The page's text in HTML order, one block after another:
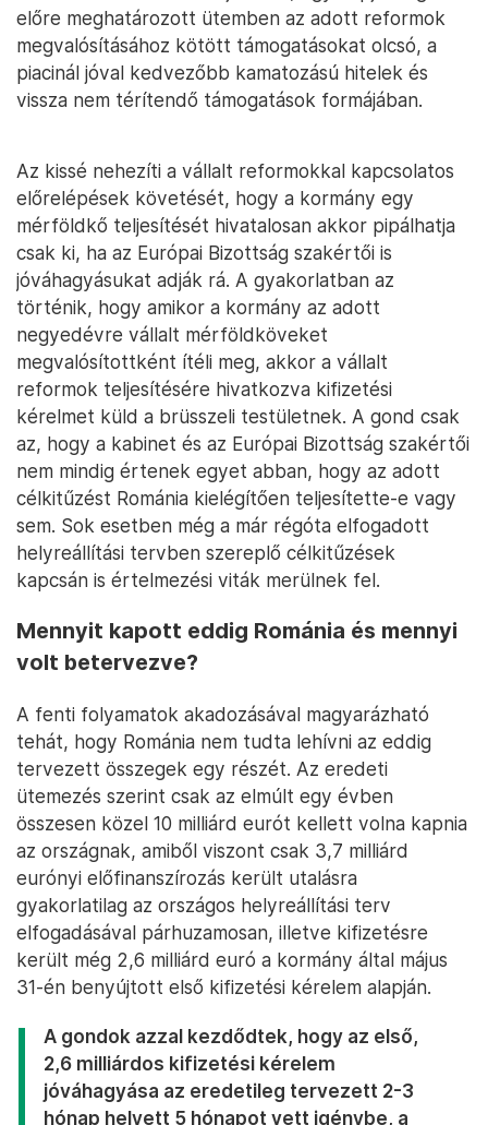
előre meghatározott ütemben az adott reformok
megvalósításához kötött támogatásokat olcsó, a
piacinál jóval kedvezőbb kamatozású hitelek és
vissza nem térítendő támogatások formájában.
Az kissé nehezíti a vállalt reformokkal kapcsolatos
előrelépések követését, hogy a kormány egy
mérföldkő teljesítését hivatalosan akkor pipálhatja
csak ki, ha az Európai Bizottság szakértői is
jóváhagyásukat adják rá. A gyakorlatban az
történik, hogy amikor a kormány az adott
negyedévre vállalt mérföldköveket
megvalósítottként ítéli meg, akkor a vállalt
reformok teljesítésére hivatkozva kifizetési
kérelmet küld a brüsszeli testületnek. A gond csak
az, hogy a kabinet és az Európai Bizottság szakértői
nem mindig értenek egyet abban, hogy az adott
célkitűzést Románia kielégítően teljesítette-e vagy
sem. Sok esetben még a már régóta elfogadott
helyreállítási tervben szereplő célkitűzések
kapcsán is értelmezési viták merülnek fel.
Mennyit kapott eddig Románia és mennyi
volt betervezve?
A fenti folyamatok akadozásával magyarázható
tehát, hogy Románia nem tudta lehívni az eddig
tervezett összegek egy részét. Az eredeti
ütemezés szerint csak az elmúlt egy évben
összesen közel 10 milliárd eurót kellett volna kapnia
az országnak, amiből viszont csak 3,7 milliárd
eurónyi előfinanszírozás került utalásra
gyakorlatilag az országos helyreállítási terv
elfogadásával párhuzamosan, illetve kifizetésre
került még 2,6 milliárd euró a kormány által május
31-én benyújtott első kifizetési kérelem alapján.
A gondok azzal kezdődtek, hogy az első,
2,6 milliárdos kifizetési kérelem
jóváhagyása az eredetileg tervezett 2-3
hónap helyett 5 hónapot vett igénybe, a